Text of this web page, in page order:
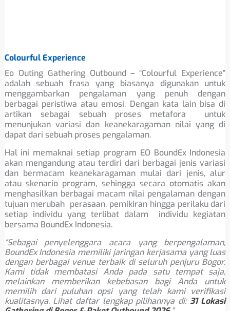
Colourful Experience
Eo Outing Gathering Outbound – “Colourful Experience”
adalah sebuah frasa yang biasanya digunakan untuk
menggambarkan pengalaman yang penuh dengan
berbagai peristiwa atau emosi. Dengan kata lain bisa di
artikan sebagai sebuah proses metafora untuk
menunjukan variasi dan keanekaragaman nilai yang di
dapat dari sebuah proses pengalaman.
Hal ini memaknai setiap program EO BoundEx Indonesia
akan mengandung atau terdiri dari berbagai jenis variasi
dan bermacam keanekaragaman mulai dari jenis, alur
atau skenario program, sehingga secara otomatis akan
menghasilkan berbagai macam nilai pengalaman dengan
tujuan merubah perasaan, pemikiran hingga perilaku dari
setiap individu yang terlibat dalam individu kegiatan
bersama BoundEx Indonesia.
“Sebagai penyelenggara acara yang berpengalaman,
BoundEx Indonesia memiliki jaringan kerjasama yang luas
dengan berbagai venue terbaik di seluruh penjuru Bogor.
Kami tidak membatasi Anda pada satu tempat saja,
melainkan memberikan kebebasan bagi Anda untuk
memilih dari puluhan opsi yang telah kami verifikasi
kualitasnya. Lihat daftar lengkap pilihannya di: 31 Lokasi